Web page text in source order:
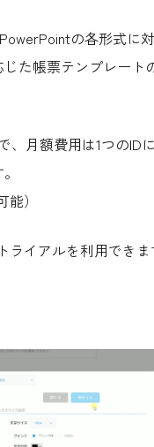
の各形式に
た帳票テンプレート
、月額費用は1つのID
能）
ライアルを利用できま